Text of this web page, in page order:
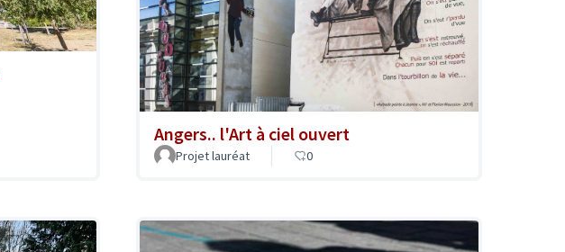
Angers.. l'Art à ciel ouvert
Projet lauréat 0